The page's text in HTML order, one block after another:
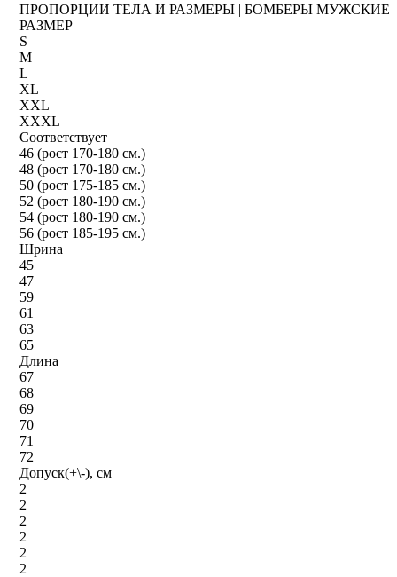
ПРОПОРЦИИ ТЕЛА И РАЗМЕРЫ | БОМБЕРЫ МУЖСКИЕ
РАЗМЕР
S
M
L
XL
XXL
XXXL
Соответствует
46 (рост 170-180 см.)
48 (рост 170-180 см.)
50 (рост 175-185 см.)
52 (рост 180-190 см.)
54 (рост 180-190 см.)
56 (рост 185-195 см.)
Шрина
45
47
59
61
63
65
Длина
67
68
69
70
71
72
Допуск(+\-), см
2
2
2
2
2
2